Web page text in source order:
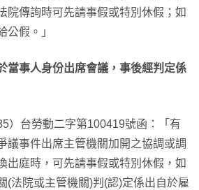
院傳詢時可先請事假或特別休假；如
公假。」
當事人身份出席會議，事後經判定係
）台勞動二字第100419號函：「有
議事件出席主管機關加開之協調或調
出庭時，可先請事假或特別休假，如
(法院或主管機關)判(認)定係出自於雇